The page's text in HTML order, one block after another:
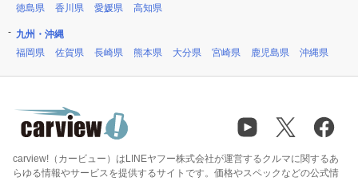
徳島県
香川県 愛媛県 高知県
九州・沖縄
福岡県
佐賀県 長崎県 熊本県 大分県 宮崎県 鹿児島県 沖縄県
carview!（カービュー）はLINEヤフー株式会社が運営するクルマに関するあ
らゆる情報やサービスを提供するサイトです。価格やスペックなどの公式情